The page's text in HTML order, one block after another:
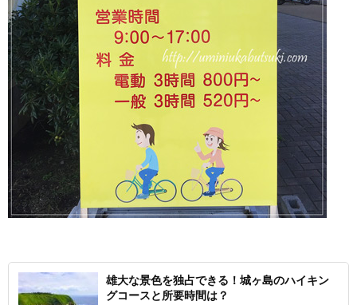
雄大な景色を独占できる！城ヶ島のハイキン
グコースと所要時間は？